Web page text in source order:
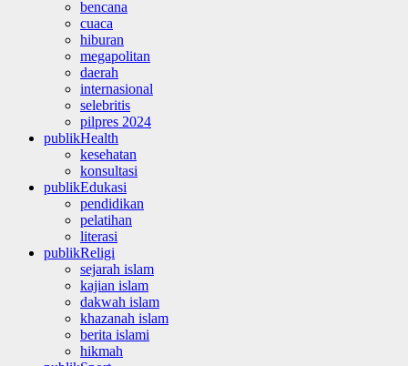
bencana
cuaca
hiburan
megapolitan
daerah
internasional
selebritis
pilpres 2024
publikHealth
kesehatan
konsultasi
publikEdukasi
pendidikan
pelatihan
literasi
publikReligi
sejarah islam
kajian islam
dakwah islam
khazanah islam
berita islami
hikmah